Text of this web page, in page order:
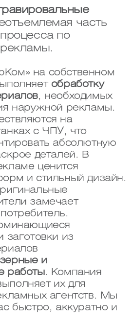
часть
по
на собственном
обработку
, необходимых
наружной рекламы.
на
с ЧПУ, что
абсолютную
деталей. В
ценится
и стильный дизайн.
замечает
заготовки из
и
работы. Компания
их для
агентств. Мы
быстро, аккуратно и